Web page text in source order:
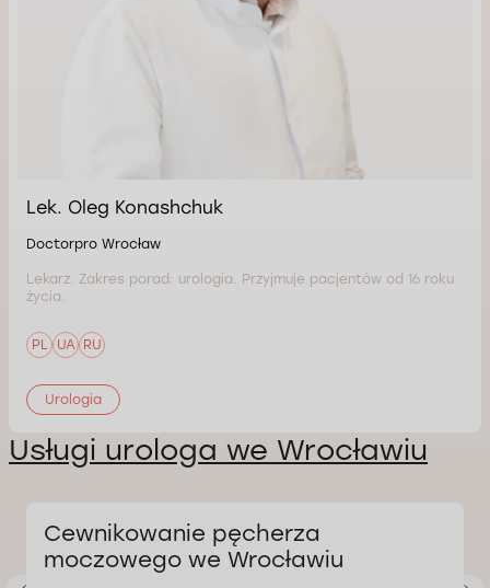
Lek. Oleg Konashchuk
Doctorpro Wrocław
Lekarz. Zakres porad: urologia. Przyjmuje pacjentów od 16 roku
życia.
PL UA RU
Urologia
Usługi urologa we Wrocławiu
Cewnikowanie pęcherza
moczowego we Wrocławiu